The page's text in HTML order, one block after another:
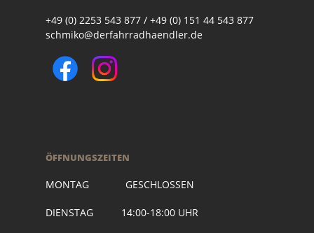
+49 (0) 2253 543 877 / +49 (0) 151 44 543 877
schmiko@derfahrradhaendler.de
ÖFFNUNGSZEITEN
MONTAG GESCHLOSSEN
DIENSTAG 14:00-18:00 UHR